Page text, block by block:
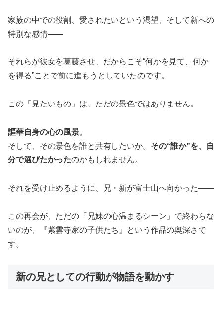
家族の中での役割、愛されたいという渇望、そして新への
特別な感情――
それらが彼女を葛藤させ、だからこそ“何かを見て、何か
を得る”ことで前に進もうとしていたのです。
この「見たいもの」は、ただの景色ではありません。
謳華自身の心の風景。
そして、その景色を誰と共有したいか。 その“誰か”を、自
分で選びたかったのかもしれません。
それを受け止めるように、兄・新が富士山へ向かった――
この再会が、ただの「兄妹の心温まるシーン」で終わらな
いのが、『紫雲寺家の子供たち』という作品の奥深さで
す。
新の兄としての行動が物語を動かす